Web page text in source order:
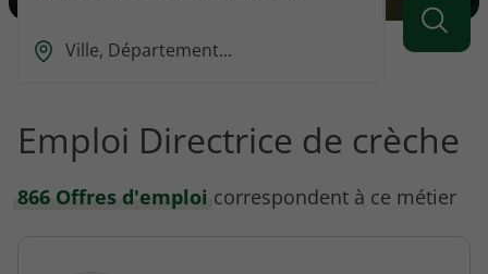
vous
rechercher
Ou
vous
voulez
rechercher
Emploi Directrice de crèche
866 Offres d'emploi correspondent à ce métier